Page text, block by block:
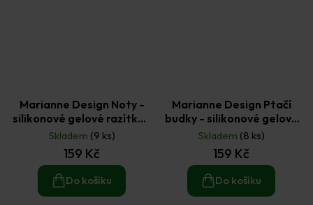
Marianne Design Noty -
silikonové gelové razítko 1
ks
Skladem (9 ks)
159 Kč
Do košíku
Marianne Design Ptačí
budky - silikonové gelové
razítko 1 ks
Skladem (8 ks)
159 Kč
Do košíku